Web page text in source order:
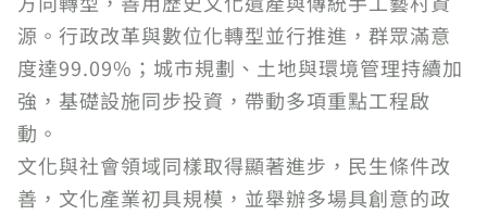
源。行政改革與數位化轉型並行推進，群眾滿意
度達99.09%；城市規劃、土地與環境管理持續加
強，基礎設施同步投資，帶動多項重點工程啟
動。
文化與社會領域同樣取得顯著進步，民生條件改
善，文化產業初具規模，並舉辦多場具創意的政